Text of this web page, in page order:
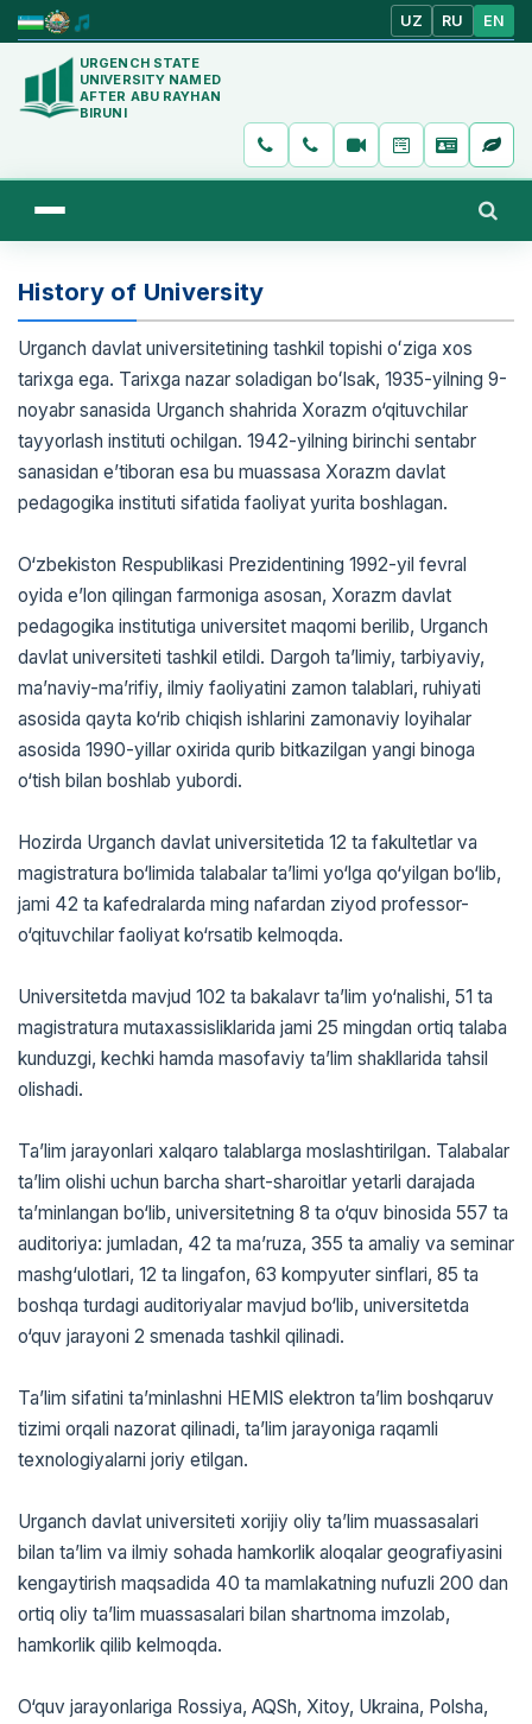
UZ RU EN
URGENCH STATE
UNIVERSITY NAMED
AFTER ABU RAYHAN
BIRUNI
History of University
Urganch davlat universitetining tashkil topishi oʻziga xos
tarixga ega. Tarixga nazar soladigan boʻlsak, 1935-yilning 9-
noyabr sanasida Urganch shahrida Xorazm o‘qituvchilar
tayyorlash instituti ochilgan. 1942-yilning birinchi sentabr
sanasidan e’tiboran esa bu muassasa Xorazm davlat
pedagogika instituti sifatida faoliyat yurita boshlagan.
O‘zbekiston Respublikasi Prezidentining 1992-yil fevral
oyida e’lon qilingan farmoniga asosan, Xorazm davlat
pedagogika institutiga universitet maqomi berilib, Urganch
davlat universiteti tashkil etildi. Dargoh ta’limiy, tarbiyaviy,
ma’naviy-ma’rifiy, ilmiy faoliyatini zamon talablari, ruhiyati
asosida qayta ko‘rib chiqish ishlarini zamonaviy loyihalar
asosida 1990-yillar oxirida qurib bitkazilgan yangi binoga
o‘tish bilan boshlab yubordi.
Hozirda Urganch davlat universitetida 12 ta fakultetlar va
magistratura bo‘limida talabalar ta’limi yo‘lga qo‘yilgan bo‘lib,
jami 42 ta kafedralarda ming nafardan ziyod professor-
o‘qituvchilar faoliyat ko‘rsatib kelmoqda.
Universitetda mavjud 102 ta bakalavr ta’lim yo‘nalishi, 51 ta
magistratura mutaxassisliklarida jami 25 mingdan ortiq talaba
kunduzgi, kechki hamda masofaviy ta’lim shakllarida tahsil
olishadi.
Ta’lim jarayonlari xalqaro talablarga moslashtirilgan. Talabalar
ta’lim olishi uchun barcha shart-sharoitlar yetarli darajada
ta’minlangan bo‘lib, universitetning 8 ta o‘quv binosida 557 ta
auditoriya: jumladan, 42 ta ma’ruza, 355 ta amaliy va seminar
mashg‘ulotlari, 12 ta lingafon, 63 kompyuter sinflari, 85 ta
boshqa turdagi auditoriyalar mavjud bo‘lib, universitetda
o‘quv jarayoni 2 smenada tashkil qilinadi.
Ta’lim sifatini ta’minlashni HEMIS elektron ta’lim boshqaruv
tizimi orqali nazorat qilinadi, ta’lim jarayoniga raqamli
texnologiyalarni joriy etilgan.
Urganch davlat universiteti xorijiy oliy ta’lim muassasalari
bilan ta’lim va ilmiy sohada hamkorlik aloqalar geografiyasini
kengaytirish maqsadida 40 ta mamlakatning nufuzli 200 dan
ortiq oliy ta’lim muassasalari bilan shartnoma imzolab,
hamkorlik qilib kelmoqda.
O‘quv jarayonlariga Rossiya, AQSh, Xitoy, Ukraina, Polsha,